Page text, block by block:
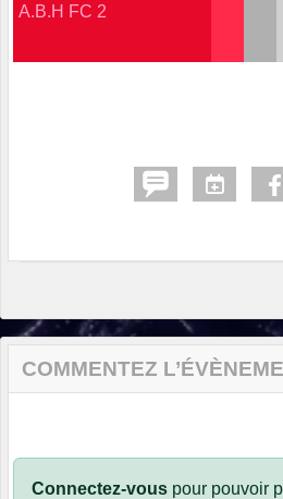
A.B.H FC 2
COMMENTEZ
Connectez-vous pour pouvoir